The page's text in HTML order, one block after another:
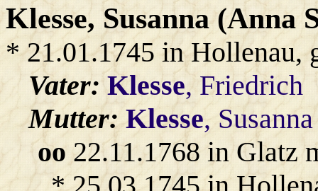
Klesse, Susanna (Anna
* 21.01.1745 in Hollenau,
Vater:Klesse, Friedrich
Mutter:Klesse, Susanna
oo 22.11.1768 in Glatz